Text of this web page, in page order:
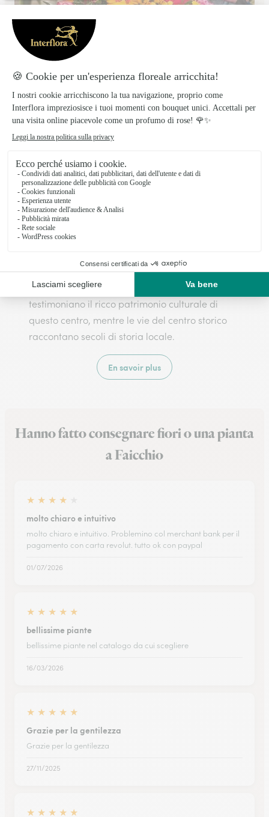
Santamaria Luisa
BENEVENTO
Via delle Poste 13
Vedi il negozio
Consegna fiori a Faicchio: bouquet
artigianali per ogni occasione
Incastonata tra le colline del Sannio
beneventano, Faicchio è un incantevole borgo
fondono armoniosamente. Il maestoso Castello
medievale e la Chiesa di Santa Maria Assunta
testimoniano il ricco patrimonio culturale di
questo centro, mentre le vie del centro storico
raccontano secoli di storia locale.
En savoir plus
Hanno fatto consegnare fiori o una pianta
a Faicchio
★ ★ ★ ★
molto chiaro e intuitivo
molto chiaro e intuitivo. Problemino col merchant bank per il
pagamento con carta revolut. tutto ok con paypal
01/07/2026
★ ★ ★ ★ ★
bellissime piante
bellissime piante nel catalogo da cui scegliere
16/03/2026
★ ★ ★ ★ ★
Grazie per la gentilezza
Grazie per la gentilezza
27/11/2025
★ ★ ★ ★ ★